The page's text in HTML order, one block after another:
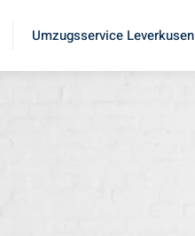
Umzugsservice Leverkusen